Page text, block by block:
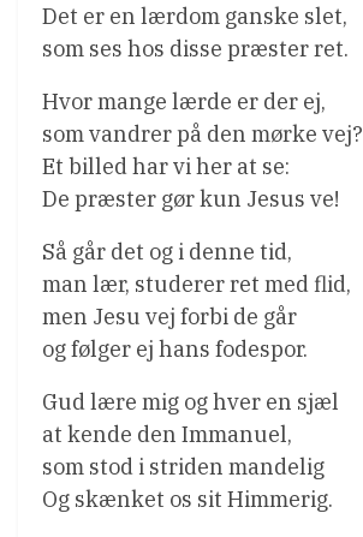
Det er en lærdom ganske slet,
som ses hos disse præster ret.
Hvor mange lærde er der ej,
som vandrer på den mørke vej?
Et billed har vi her at se:
De præster gør kun Jesus ve!
Så går det og i denne tid,
man lær, studerer ret med flid,
men Jesu vej forbi de går
og følger ej hans fodespor.
Gud lære mig og hver en sjæl
at kende den Immanuel,
som stod i striden mandelig
Og skænket os sit Himmerig.